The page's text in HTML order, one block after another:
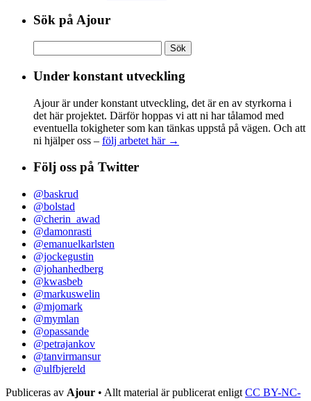
Sök på Ajour
efter:
Under konstant utveckling
Ajour är under konstant utveckling, det är en av styrkorna i
det här projektet. Därför hoppas vi att ni har tålamod med
eventuella tokigheter som kan tänkas uppstå på vägen. Och att
ni hjälper oss – följ arbetet här →
Följ oss på Twitter
@baskrud
@bolstad
@cherin_awad
@damonrasti
@emanuelkarlsten
@jockegustin
@johanhedberg
@kwasbeb
@markuswelin
@mjomark
@mymlan
@opassande
@petrajankov
@tanvirmansur
@ulfbjereld
Publiceras av Ajour • Allt material är publicerat enligt CC BY-NC-